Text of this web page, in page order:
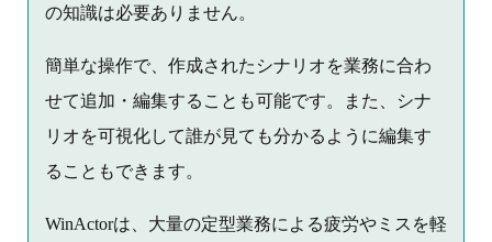
の知識は必要ありません。
簡単な操作で、作成されたシナリオを業務に合わ
せて追加・編集することも可能です。また、シナ
リオを可視化して誰が見ても分かるように編集す
ることもできます。
WinActorは、大量の定型業務による疲労やミスを軽